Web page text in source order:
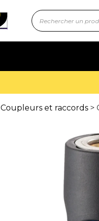
Coupleurs et raccords >